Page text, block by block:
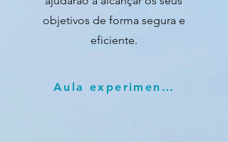
objetivos de forma segura e
eficiente.
Aula experimental